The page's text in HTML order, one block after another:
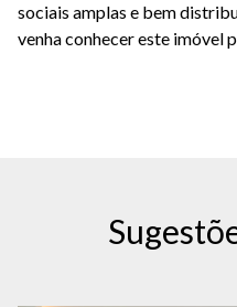
sociais amplas e bem
venha conhecer este imóvel